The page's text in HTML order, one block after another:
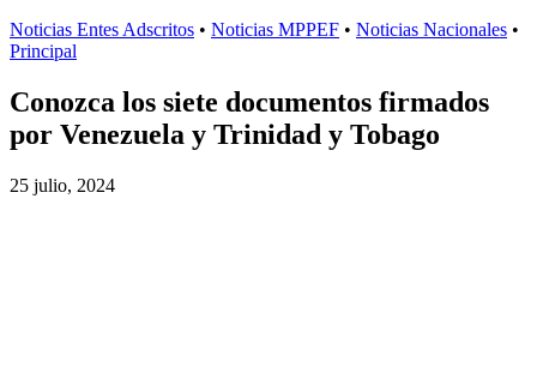
Noticias Entes Adscritos • Noticias MPPEF • Noticias Nacionales •
Principal
Conozca los siete documentos firmados
por Venezuela y Trinidad y Tobago
25 julio, 2024